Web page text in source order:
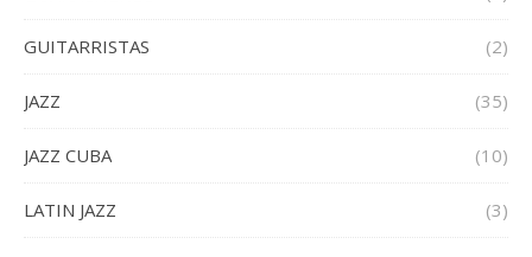
GUITARRISTAS (2)
JAZZ (35)
JAZZ CUBA (10)
LATIN JAZZ (3)